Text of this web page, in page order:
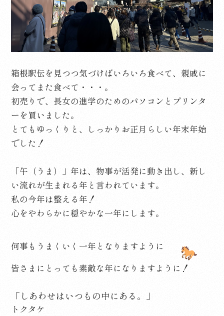
箱根駅伝を見つつ気づけばいろいろ食べて、親戚に
会ってまた食べて・・・。
初売りで、長女の進学のためのパソコンとプリンタ
ーを買いました。
とてもゆっくりと、しっかりお正月らしい年末年始
でした！
「午（うま）」年は、 物事が活発に動き出し、 新し
い流れが生まれる年と言われています。
私の今年は整える年！
心をやわらかに穏やかな一年にします。
何事もうまくいく一年となりますように
皆さまにとっても素敵な年になりますように！
「しあわせはいつもの中にある。」
トクタケ